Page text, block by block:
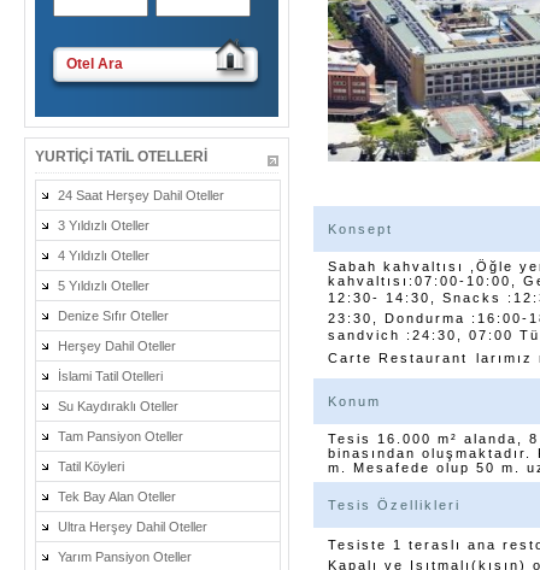
Otel Ara
YURTIÇI TATIL OTELLERI
24 Saat Herşey Dahil Oteller
3 Yıldızlı Oteller
4 Yıldızlı Oteller
5 Yıldızlı Oteller
Denize Sıfır Oteller
Herşey Dahil Oteller
İslami Tatil Otelleri
Su Kaydıraklı Oteller
Tam Pansiyon Oteller
Tatil Köyleri
Tek Bay Alan Oteller
Ultra Herşey Dahil Oteller
Yarım Pansiyon Oteller
Konsept
Sabah kahvaltısı ,Öğle
kahvaltısı:07:00-10:00,
12:30- 14:30, Snacks
23:30, Dondurma :16:00-
sandvich :24:30, 07:00
Carte Restaurant
Konum
Tesis 16.000 m² alanda,
binasından
m. Mesafede olup 50 m.
Tesis Özellikleri
Tesiste 1 teraslı ana
Kapalı ve